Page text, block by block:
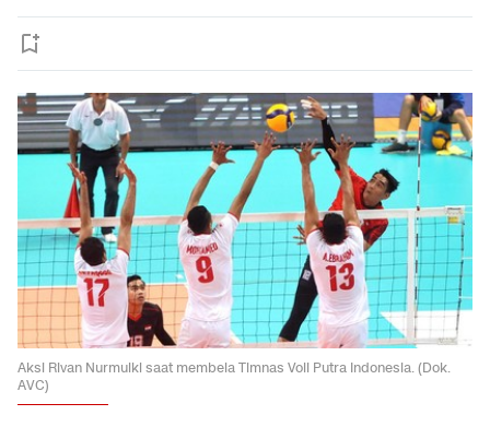
Aksi Rivan Nurmulki saat membela Timnas Voli Putra Indonesia. (Dok.
AVC)